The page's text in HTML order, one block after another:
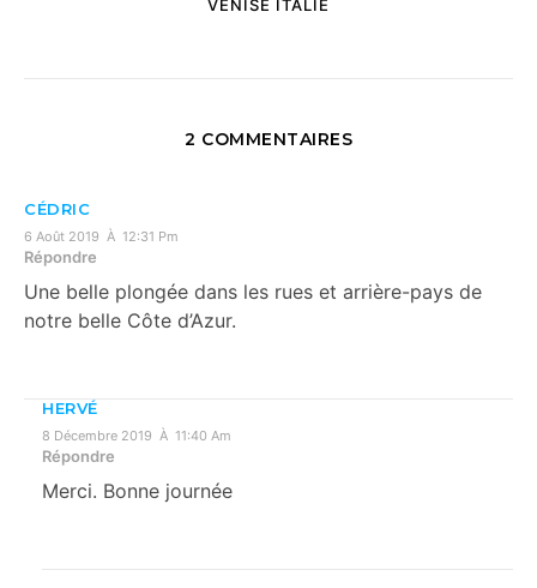
VENISE ITALIE
2 COMMENTAIRES
CÉDRIC
6 Août 2019 À 12:31 Pm
Répondre
Une belle plongée dans les rues et arrière-pays de
notre belle Côte d’Azur.
HERVÉ
8 Décembre 2019 À 11:40 Am
Répondre
Merci. Bonne journée